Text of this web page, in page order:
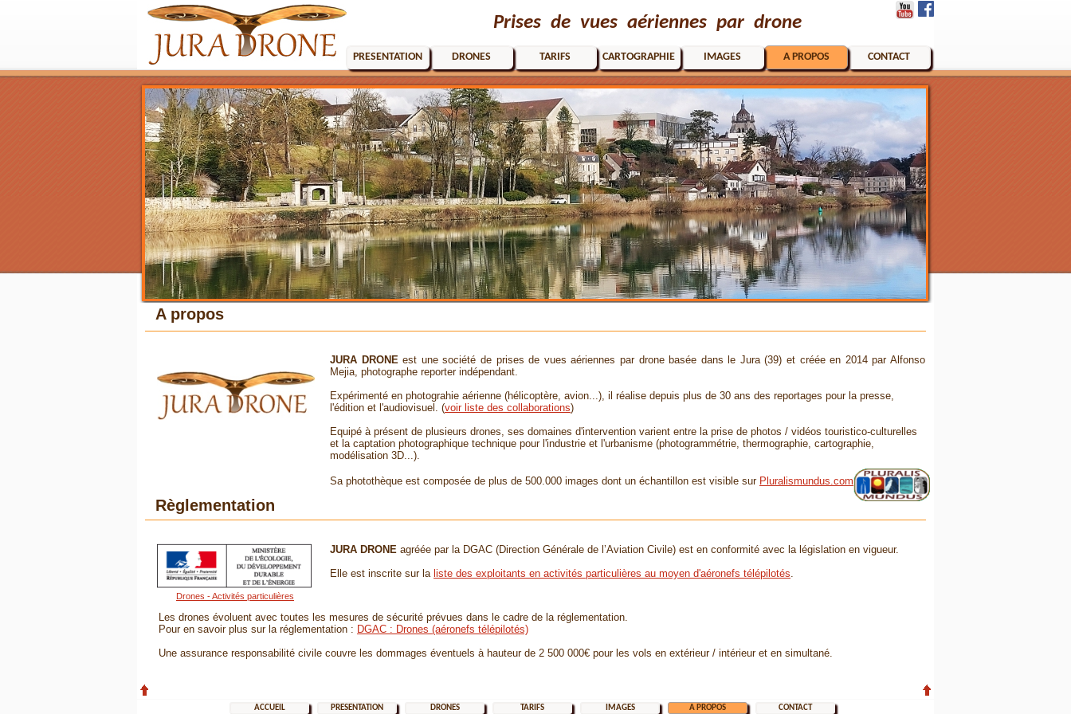
JURA DRONE agréée par la DGAC (Direction Générale de l’Aviation Civile) est en conformité avec la législation en vigueur.
Elle est inscrite sur la liste des exploitants en activités particulières au moyen d'aéronefs télépilotés.
Drones - Activités particulières
Sa photothèque est composée de plus de 500.000 images dont un échantillon est visible sur Pluralismundus.com
Les drones évoluent avec toutes les mesures de sécurité prévues dans le cadre de la réglementation.
Pour en savoir plus sur la réglementation : DGAC : Drones (aéronefs télépilotés)
Une assurance responsabilité civile couvre les dommages éventuels à hauteur de 2 500 000€ pour les vols en extérieur / intérieur et en simultané.
Règlementation
JURA DRONEest une société de prises de vues aériennes par drone basée dans le Jura (39) et créée en 2014 par Alfonso
Mejia, photographe reporter indépendant.
Expérimenté en photograhie aérienne (hélicoptère, avion...), il réalise depuis plus de 30 ans des reportages pour la presse,
l'édition et l'audiovisuel. (voir liste des collaborations)
Equipé à présent de plusieurs drones, ses domaines d'intervention varient entre la prise de photos / vidéos touristico-culturelles
et la captation photographique technique pour l'industrie et l'urbanisme (photogrammétrie, thermographie, cartographie,
modélisation 3D...).
A propos
DRONES
PRESENTATION
Prises de vues aériennes par drone
CONTACT
TARIFS IMAGES A PROPOS
CARTOGRAPHIE
CONTACT
DRONES
PRESENTATION TARIFS IMAGES A PROPOS
ACCUEIL